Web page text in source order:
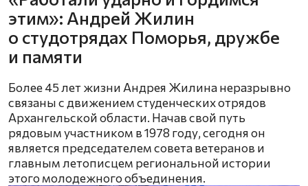
этим»: Андрей Жилин
о студотрядах Поморья, дружбе
и памяти
Более 45 лет жизни Андрея Жилина неразрывно
связаны с движением студенческих отрядов
Архангельской области. Начав свой путь
рядовым участником в 1978 году, сегодня он
является председателем совета ветеранов и
главным летописцем региональной истории
этого молодежного объединения.